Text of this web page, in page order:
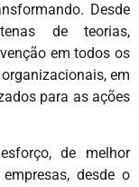
Desde
de teorias,
em todos os
em
para as ações
de melhor
desde o